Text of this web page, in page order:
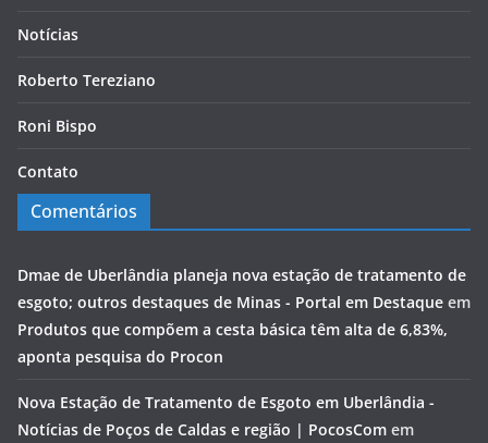
Notícias
Roberto Tereziano
Roni Bispo
Contato
Comentários
Dmae de Uberlândia planeja nova estação de tratamento de
esgoto; outros destaques de Minas - Portal em Destaque em
Produtos que compõem a cesta básica têm alta de 6,83%,
aponta pesquisa do Procon
Nova Estação de Tratamento de Esgoto em Uberlândia -
Notícias de Poços de Caldas e região | PocosCom em